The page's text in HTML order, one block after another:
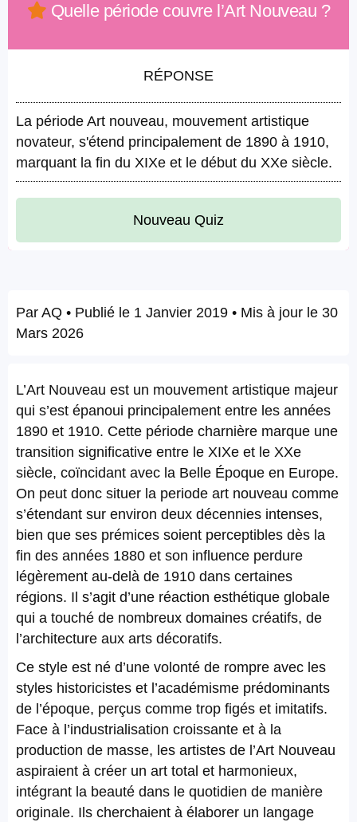
Quelle période couvre l’Art Nouveau ?
RÉPONSE
La période Art nouveau, mouvement artistique
novateur, s'étend principalement de 1890 à 1910,
marquant la fin du XIXe et le début du XXe siècle.
Nouveau Quiz
Par AQ • Publié le 1 Janvier 2019 • Mis à jour le 30
Mars 2026
L’Art Nouveau est un mouvement artistique majeur
qui s’est épanoui principalement entre les années
1890 et 1910. Cette période charnière marque une
transition significative entre le XIXe et le XXe
siècle, coïncidant avec la Belle Époque en Europe.
On peut donc situer la periode art nouveau comme
s’étendant sur environ deux décennies intenses,
bien que ses prémices soient perceptibles dès la
fin des années 1880 et son influence perdure
légèrement au-delà de 1910 dans certaines
régions. Il s’agit d’une réaction esthétique globale
qui a touché de nombreux domaines créatifs, de
l’architecture aux arts décoratifs.
Ce style est né d’une volonté de rompre avec les
styles historicistes et l’académisme prédominants
de l’époque, perçus comme trop figés et imitatifs.
Face à l’industrialisation croissante et à la
production de masse, les artistes de l’Art Nouveau
aspiraient à créer un art total et harmonieux,
intégrant la beauté dans le quotidien de manière
originale. Ils cherchaient à élaborer un langage